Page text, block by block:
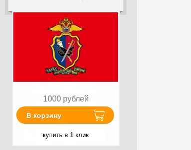
1000 рублей
В корзину
купить в 1 клик